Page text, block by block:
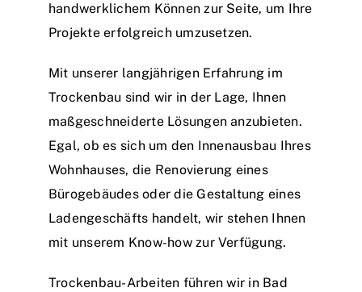
handwerklichem Können zur Seite, um Ihre
Projekte erfolgreich umzusetzen.
Mit unserer langjährigen Erfahrung im
Trockenbau sind wir in der Lage, Ihnen
maßgeschneiderte Lösungen anzubieten.
Egal, ob es sich um den Innenausbau Ihres
Wohnhauses, die Renovierung eines
Bürogebäudes oder die Gestaltung eines
Ladengeschäfts handelt, wir stehen Ihnen
mit unserem Know-how zur Verfügung.
Trockenbau-Arbeiten führen wir in Bad